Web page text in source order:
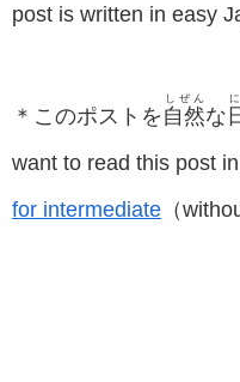
post is written in easy
＊このポストを 自然
しぜん
な
want to read this post
for intermediate （